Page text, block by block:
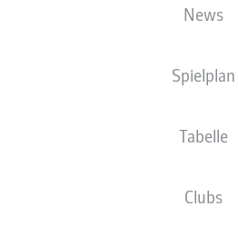
News
Spielplan
Tabelle
Clubs